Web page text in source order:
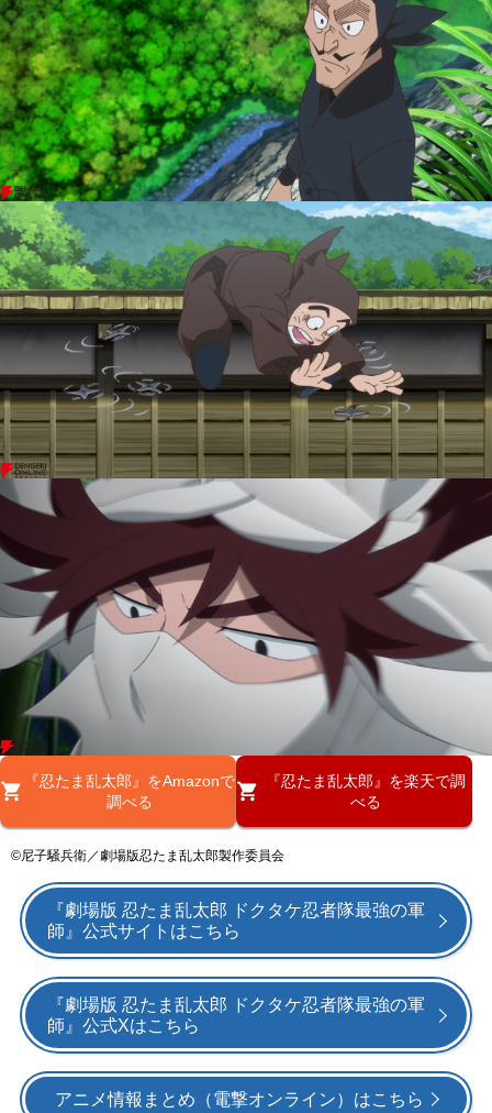
『忍たま乱太郎』をAmazonで
調べる
『忍たま乱太郎』を楽天で調
べる
©尼子騒兵衛／劇場版忍たま乱太郎製作委員会
『劇場版 忍たま乱太郎 ドクタケ忍者隊最強の軍
師』公式サイトはこちら
『劇場版 忍たま乱太郎 ドクタケ忍者隊最強の軍
師』公式Xはこちら
アニメ情報まとめ（電撃オンライン）はこちら